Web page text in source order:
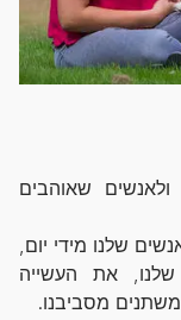
שאוהבים
שלנו מידי יום,
את העשייה
מסביבנו.